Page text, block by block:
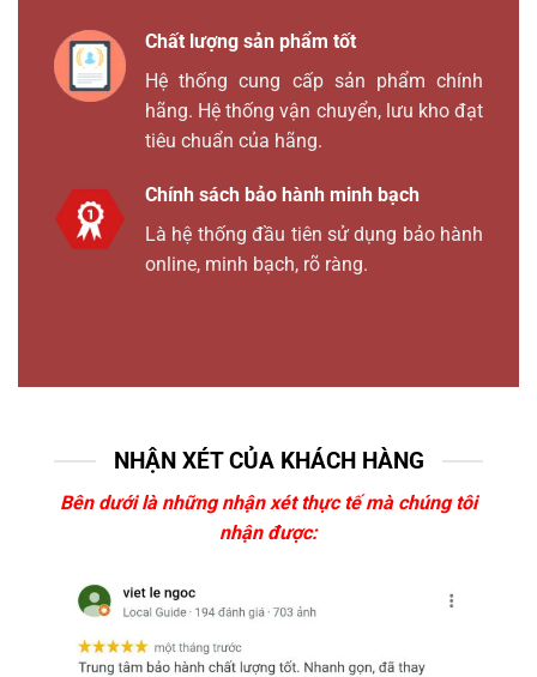
Chất lượng sản phẩm tốt
Hệ thống cung cấp sản phẩm chính
hãng. Hệ thống vận chuyển, lưu kho đạt
tiêu chuẩn của hãng.
Chính sách bảo hành minh bạch
Là hệ thống đầu tiên sử dụng bảo hành
online, minh bạch, rõ ràng.
NHẬN XÉT CỦA KHÁCH HÀNG
Bên dưới là những nhận xét thực tế mà chúng tôi
nhận được: